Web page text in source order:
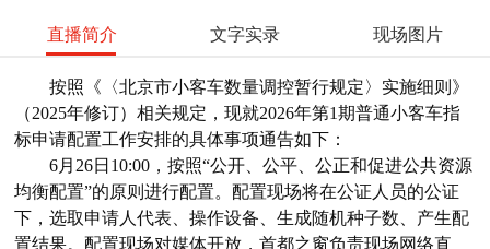
直播简介 文字实录 现场图片
按照《〈北京市小客车数量调控暂行规定〉实施细则》
（2025年修订）相关规定，现就2026年第1期普通小客车指
标申请配置工作安排的具体事项通告如下：
6月26日10:00，按照“公开、公平、公正和促进公共资源
均衡配置”的原则进行配置。配置现场将在公证人员的公证
下，选取申请人代表、操作设备、生成随机种子数、产生配
置结果。配置现场对媒体开放，首都之窗负责现场网络直